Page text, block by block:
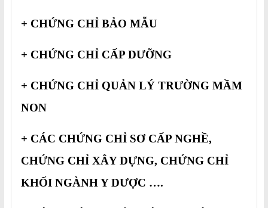
+ CHỨNG CHỈ BẢO MẪU
+ CHỨNG CHỈ CẤP DƯỠNG
+ CHỨNG CHỈ QUẢN LÝ TRƯỜNG MẦM
NON
+ CÁC CHỨNG CHỈ SƠ CẤP NGHỀ,
CHỨNG CHỈ XÂY DỰNG, CHỨNG CHỈ
KHỐI NGÀNH Y DƯỢC ….